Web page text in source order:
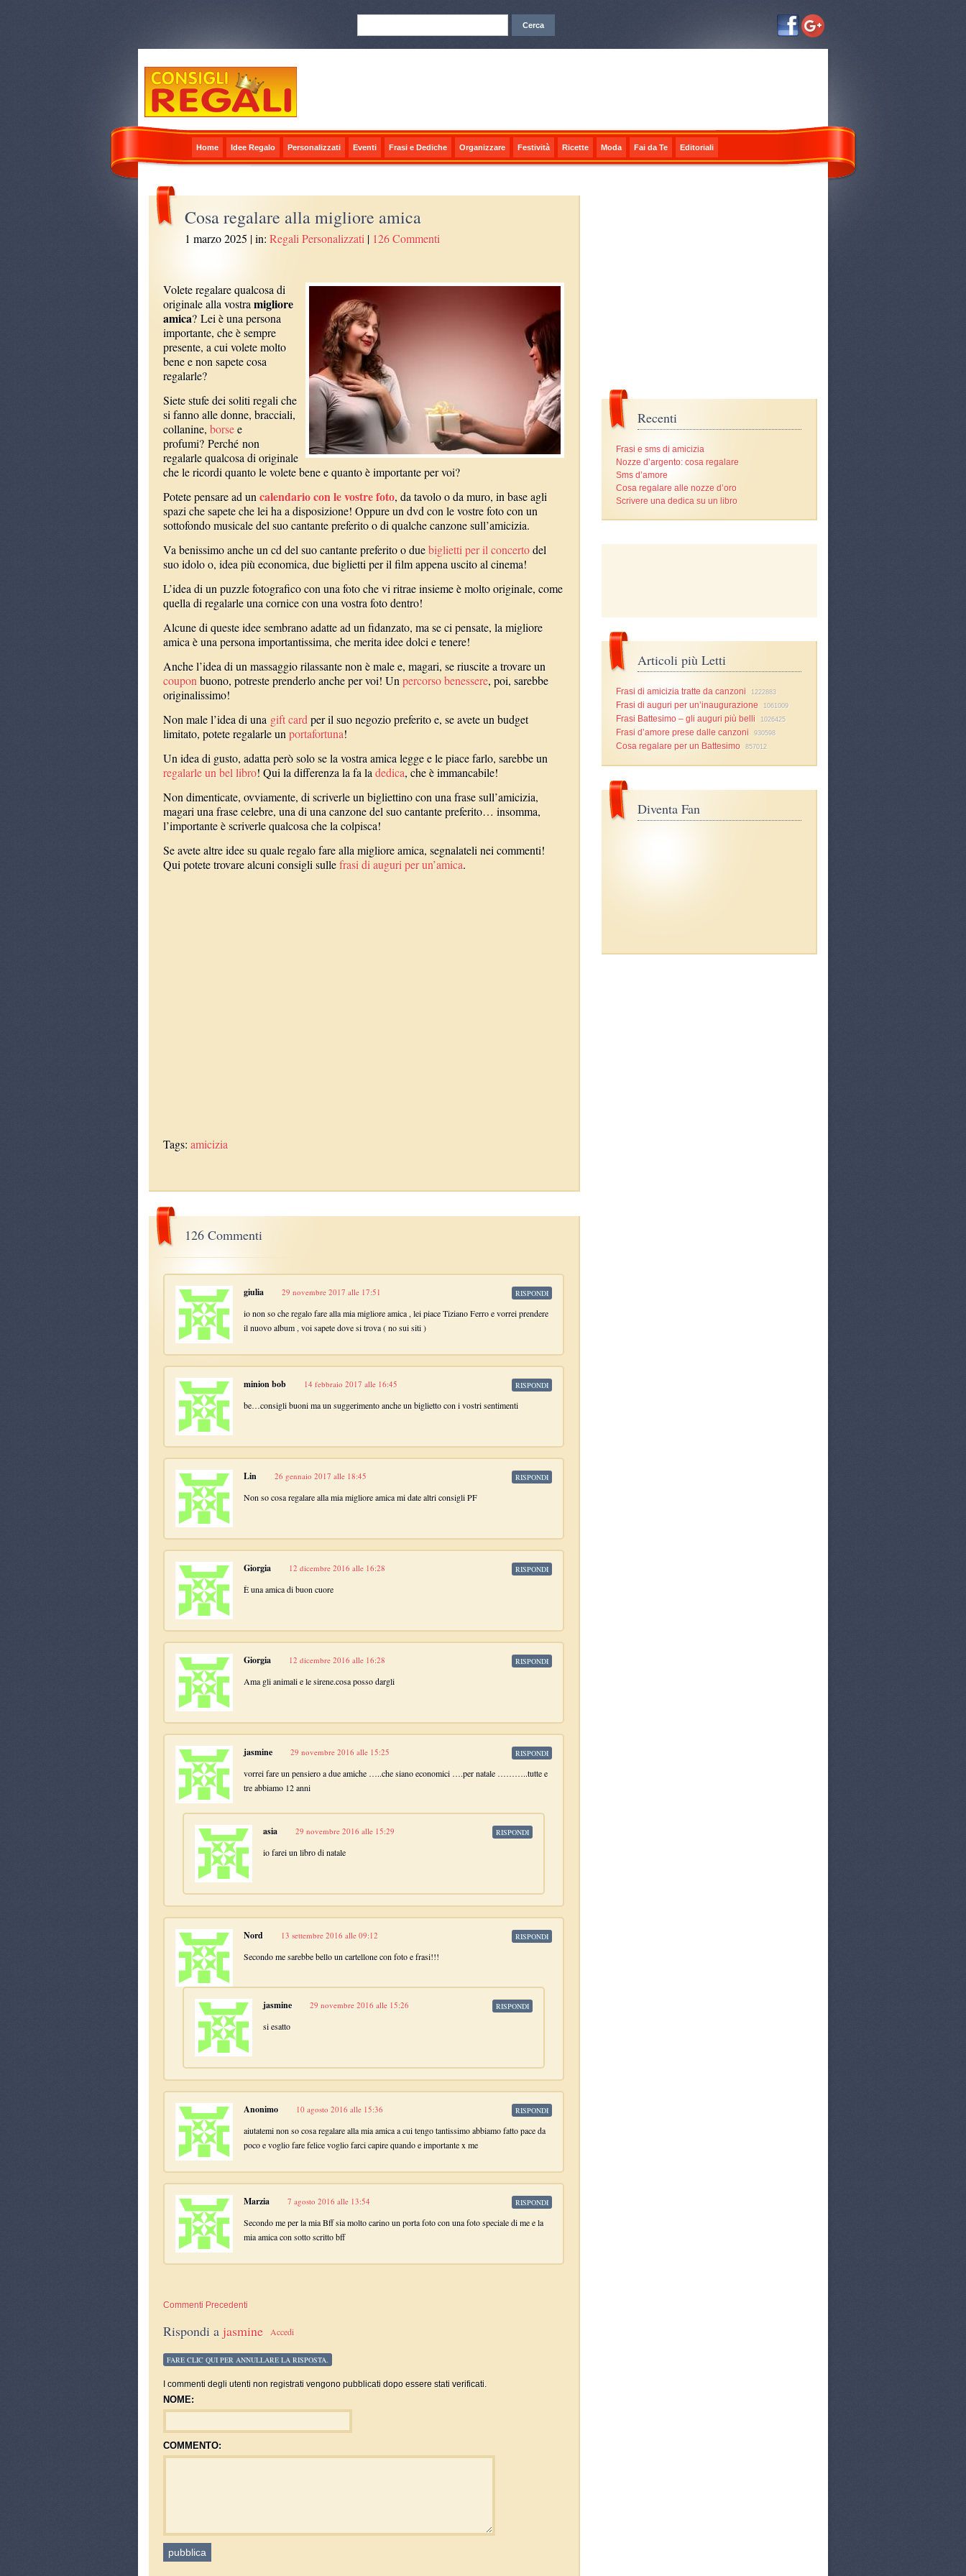
Home Idee Regalo Personalizzati Eventi Frasi e Dediche Organizzare Festività Ricette Moda Fai da Te Editoriali
Cosa regalare alla migliore amica
1 marzo 2025 | in:Regali Personalizzati | 126 Commenti
Volete regalare qualcosa di
originale alla vostramigliore
amica? Lei è una persona
importante, che è sempre
presente, a cui volete molto
bene e non sapete cosa
regalarle?
Siete stufe dei soliti regali che
si fanno alle donne, bracciali,
collanine, borsee
profumi? Perché non
regalarle qualcosa di originale
che le ricordi quanto le volete bene e quanto è importante per voi?
Potete pensare ad uncalendario con le vostre foto, da tavolo o da muro, in base agli
spazi che sapete che lei ha a disposizione! Oppure un dvd con le vostre foto con un
sottofondo musicale del suo cantante preferito o di qualche canzone sull’amicizia.
Va benissimo anche un cd del suo cantante preferito o duebiglietti per il concertodel
suo idolo o, idea più economica, due biglietti per il film appena uscito al cinema!
L’idea di un puzzle fotografico con una foto che vi ritrae insieme è molto originale, come
quella di regalarle una cornice con una vostra foto dentro!
Alcune di queste idee sembrano adatte ad un fidanzato, ma se ci pensate, la migliore
amica è una persona importantissima, che merita idee dolci e tenere!
Anche l’idea di un massaggio rilassante non è male e, magari, se riuscite a trovare un
couponbuono, potreste prenderlo anche per voi! Unpercorso benessere, poi, sarebbe
originalissimo!
Non male l’idea di una gift cardper il suo negozio preferito e, se avete un budget
limitato, potete regalarle unportafortuna!
Un idea di gusto, adatta però solo se la vostra amica legge e le piace farlo, sarebbe un
regalarle un bel libro! Qui la differenza la fa ladedica, che è immancabile!
Non dimenticate, ovviamente, di scriverle un bigliettino con una frase sull’amicizia,
magari una frase celebre, una di una canzone del suo cantante preferito… insomma,
l’importante è scriverle qualcosa che la colpisca!
Se avete altre idee su quale regalo fare alla migliore amica, segnalateli nei commenti!
Qui potete trovare alcuni consigli sullefrasi di auguri per un’amica.
Tags:amicizia
Recenti
Frasi e sms di amicizia
Nozze d’argento: cosa regalare
Sms d’amore
Cosa regalare alle nozze d’oro
Scrivere una dedica su un libro
Articoli più Letti
Frasi di amicizia tratte da canzoni 1222883
Frasi di auguri per un’inaugurazione 1061009
Frasi Battesimo – gli auguri più belli 1026425
Frasi d’amore prese dalle canzoni 930598
Cosa regalare per un Battesimo 857012
Diventa Fan
126 Commenti
giulia 29 novembre 2017 alle 17:51
io non so che regalo fare alla mia migliore amica , lei piace Tiziano Ferro e vorrei prendere
il nuovo album , voi sapete dove si trova ( no sui siti )
RISPONDI
minion bob 14 febbraio 2017 alle 16:45
be…consigli buoni ma un suggerimento anche un biglietto con i vostri sentimenti
RISPONDI
Lin 26 gennaio 2017 alle 18:45
Non so cosa regalare alla mia migliore amica mi date altri consigli PF
RISPONDI
Giorgia 12 dicembre 2016 alle 16:28
È una amica di buon cuore
RISPONDI
Giorgia 12 dicembre 2016 alle 16:28
Ama gli animali e le sirene.cosa posso dargli
RISPONDI
jasmine 29 novembre 2016 alle 15:25
vorrei fare un pensiero a due amiche …..che siano economici ….per natale ………..tutte e
tre abbiamo 12 anni
RISPONDI
asia 29 novembre 2016 alle 15:29
io farei un libro di natale
RISPONDI
Nord 13 settembre 2016 alle 09:12
Secondo me sarebbe bello un cartellone con foto e frasi!!!
RISPONDI
jasmine 29 novembre 2016 alle 15:26
si esatto
RISPONDI
Anonimo 10 agosto 2016 alle 15:36
aiutatemi non so cosa regalare alla mia amica a cui tengo tantissimo abbiamo fatto pace da
poco e voglio fare felice voglio farci capire quando e importante x me
RISPONDI
Marzia 7 agosto 2016 alle 13:54
Secondo me per la mia Bff sia molto carino un porta foto con una foto speciale di me e la
mia amica con sotto scritto bff
RISPONDI
Commenti Precedenti
Rispondi a jasmine Accedi
FARE CLIC QUI PER ANNULLARE LA RISPOSTA.
I commenti degli utenti non registrati vengono pubblicati dopo essere stati verificati.
NOME:
COMMENTO: